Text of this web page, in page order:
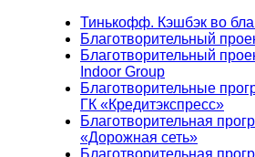
Тинькофф. Кэшбэк во
Благотворительный
Благотворительный
Indoor Group
Благотворительные
ГК «Кредитэкспресс»
Благотворительная
«Дорожная сеть»
Благотворительная